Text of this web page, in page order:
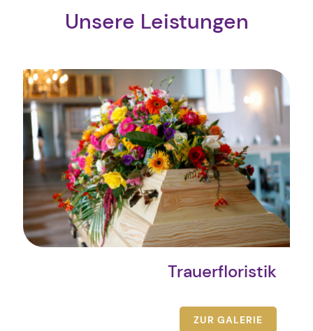
Unsere Leistungen
Trauerfloristik
ZUR GALERIE